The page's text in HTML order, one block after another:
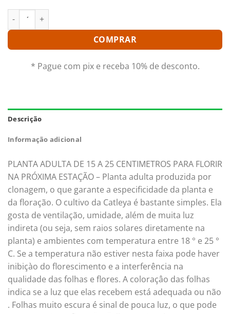
LC. FIRE NING `LAVANDER KISS´ ADULTA quantidade
COMPRAR
* Pague com pix e receba 10% de desconto.
Descrição
Informação adicional
PLANTA ADULTA DE 15 A 25 CENTIMETROS PARA FLORIR
NA PRÓXIMA ESTAÇÃO – Planta adulta produzida por
clonagem, o que garante a especificidade da planta e
da floração. O cultivo da Catleya é bastante simples. Ela
gosta de ventilação, umidade, além de muita luz
indireta (ou seja, sem raios solares diretamente na
planta) e ambientes com temperatura entre 18 ° e 25 °
C. Se a temperatura não estiver nesta faixa pode haver
inibiçào do florescimento e a interferência na
qualidade das folhas e flores. A coloraçâo das folhas
indica se a luz que elas recebem está adequada ou não
. Folhas muito escura é sinal de pouca luz, o que pode